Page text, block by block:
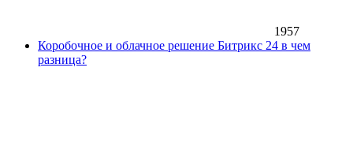
1957
Коробочное и облачное решение Битрикс 24 в чем
разница?